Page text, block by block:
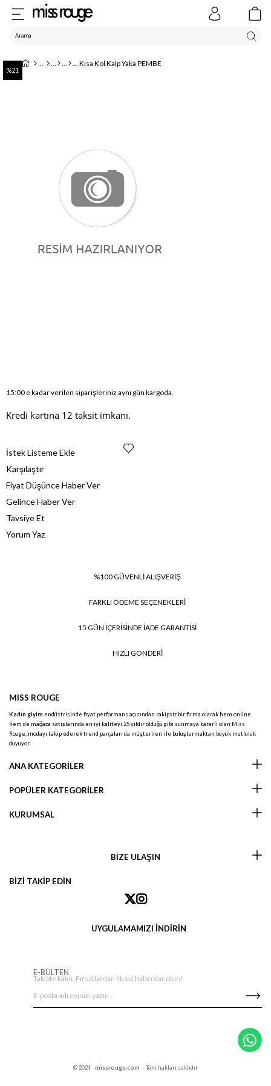
Kısa Kol Kalp Yaka PEMBE
21
15:00 e kadar verilen siparişleriniz aynı gün kargoda.
Kredi kartına 12 taksit imkanı.
İstek Listeme Ekle
Karşılaştır
Fiyat Düşünce Haber Ver
Gelince Haber Ver
Tavsiye Et
Yorum Yaz
%100 GÜVENLİ ALIŞVERİŞ
FARKLI ÖDEME SEÇENEKLERİ
15 GÜN İÇERİSİNDE İADE GARANTİSİ
HIZLI GÖNDERİ
MISS ROUGE
Kadın giyim endüstrisinde fiyat performans açısından rakipsiz bir firma olarak hem online
hem de mağaza satışlarında en iyi kaliteyi 25 yıldır olduğu gibi sunmaya kararlı olan Miss
Rouge, modayı takip ederek trend parçaları da müşterileri ile buluşturmaktan büyük mutluluk
duyuyor.
ANA KATEGORİLER
POPÜLER KATEGORİLER
KURUMSAL
BİZE ULAŞIN
BİZİ TAKİP EDİN
UYGULAMAMIZI İNDİRİN
E-BÜLTEN
Takipte kalın. Fırsatlardan ilk siz haberdar olun!
© 2024 missrouge.com - Tüm hakları saklıdır.